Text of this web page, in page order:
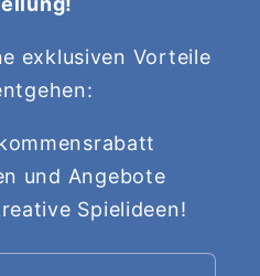
exklusiven Vorteile
und Angebote
Spielideen!